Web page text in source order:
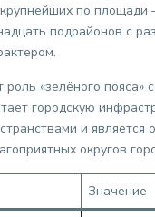
по площади
подрайонов с
роль «зелёного пояса»
городскую
и является
округов
Значение